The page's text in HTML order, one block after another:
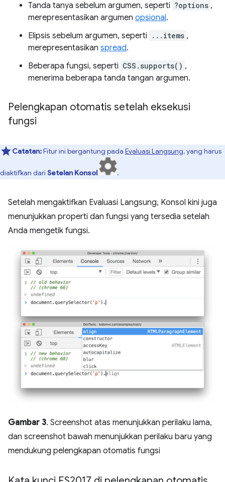
Tanda tanya sebelum argumen, seperti ?options ,
merepresentasikan argumen opsional.
Elipsis sebelum argumen, seperti
...items ,
merepresentasikan spread.
Beberapa fungsi, seperti CSS.supports() ,
menerima beberapa tanda tangan argumen.
Pelengkapan otomatis setelah eksekusi
fungsi
Catatan:Fitur ini bergantung pada Evaluasi Langsung, yang harus
diaktifkan dari Setelan Konsol .
Setelah mengaktifkan Evaluasi Langsung, Konsol kini juga
menunjukkan properti dan fungsi yang tersedia setelah
Anda mengetik fungsi.
Gambar 3. Screenshot atas menunjukkan perilaku lama,
dan screenshot bawah menunjukkan perilaku baru yang
mendukung pelengkapan otomatis fungsi